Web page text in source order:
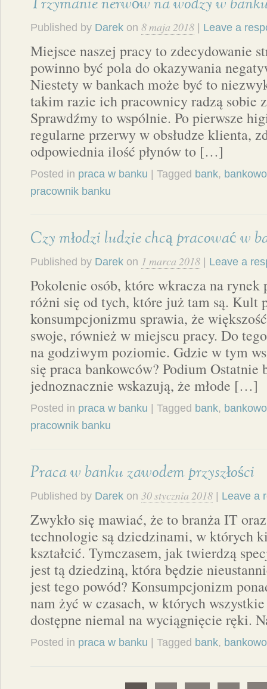
Trzymanie nerwów na wodzy w
Published by Darek on 8 maja 2018 Leave a
Miejsce naszej pracy to zdecydowanie
powinno być pola do okazywania
Niestety w bankach może być to
takim razie ich pracownicy radzą sobie
Sprawdźmy to wspólnie. Po pierwsze
regularne przerwy w obsłudze klienta,
odpowiednia ilość płynów to […]
Posted in praca w banku | Tagged bank,
pracownik banku
Czy młodzi ludzie chcą pracować w
Published by Darek on 1 marca 2018 Leave a
Pokolenie osób, które wkracza na rynek
różni się od tych, które już tam są. Kult
konsumpcjonizmu sprawia, że
swoje, również w miejscu pracy. Do
na godziwym poziomie. Gdzie w tym
się praca bankowców? Podium Ostatnie
jednoznacznie wskazują, że młode […]
Posted in praca w banku | Tagged bank,
pracownik banku
Praca w banku zawodem przyszłości
Published by Darek on 30 stycznia 2018 Leave a
Zwykło się mawiać, że to branża IT
technologie są dziedzinami, w których
kształcić. Tymczasem, jak twierdzą
jest tą dziedziną, która będzie
jest tego powód? Konsumpcjonizm
nam żyć w czasach, w których
dostępne niemal na wyciągnięcie ręki.
Posted in praca w banku | Tagged bank,